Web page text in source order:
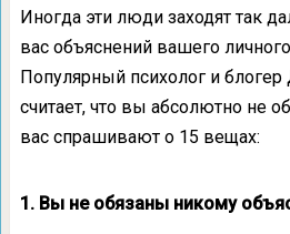
Иногда эти люди заходят так
вас объяснений вашего
Популярный психолог и
считает, что вы абсолютно не
вас спрашивают о 15 вещах:
1. Вы не обязаны никому